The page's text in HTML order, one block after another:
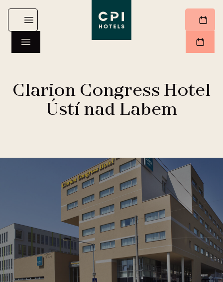
Clarion Congress Hotel
Ústí nad Labem